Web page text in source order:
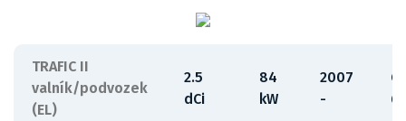
TRAFIC II
valník/podvozek
(EL)
2.5
dCi
84
kW
2007
-